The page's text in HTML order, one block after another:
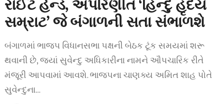
રાઈટ હેન્ડ, અપરિણીત ‘હિન્દુ હૃદય
સમ્રાટ’ જે બંગાળની સતા સંભાળશે
બંગાળમાં ભાજપ વિધાનસભા પક્ષની બેઠક ટૂંક સમયમાં શરૂ
થવાની છે, જ્યાં સુવેન્દુ અધિકારીના નામને ઔપચારિક રીતે
મંજૂરી આપવામાં આવશે. ભાજપના ચાણક્ય અમિત શાહ પોતે
સુવેન્દુના…